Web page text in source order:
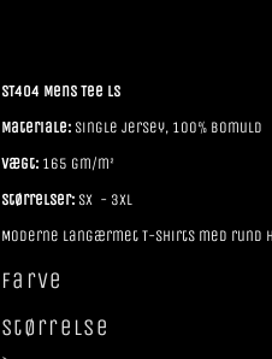
ST404 Mens Tee LS
Materiale: Single jersey, 100% Bomuld
Vægt: 165 gm/m²
Størrelser: SX - 3XL
Moderne langærmet T-shirts med rund
Farve
Størrelse